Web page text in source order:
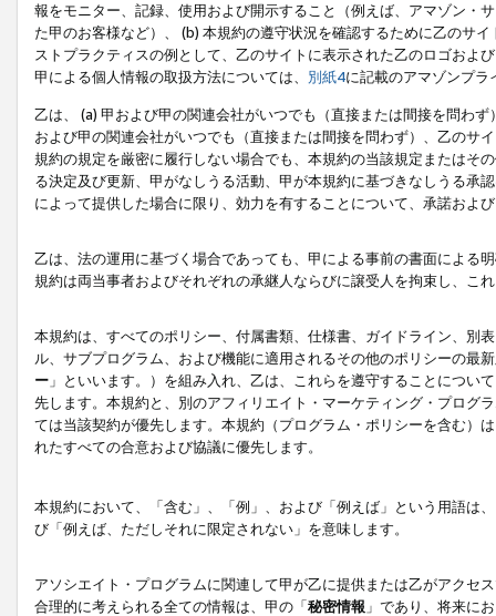
報をモニター、記録、使用および開示すること（例えば、アマゾン・
た甲のお客様など）、 (b) 本規約の遵守状況を確認するために乙のサ
ストプラクティスの例として、乙のサイトに表示された乙のロゴおよ
甲による個人情報の取扱方法については、 別紙4に記載のアマゾンプ
乙は、 (a) 甲および甲の関連会社がいつでも（直接または間接を問わ
および甲の関連会社がいつでも（直接または間接を問わず）、乙のサ
規約の規定を厳密に履行しない場合でも、本規約の当該規定またはそ
る決定及び更新、甲がなしうる活動、甲が本規約に基づきなしうる承
によって提供した場合に限り、効力を有することについて、承諾およ
乙は、法の運用に基づく場合であっても、甲による事前の書面による
規約は両当事者およびそれぞれの承継人ならびに譲受人を拘束し、こ
本規約は、すべてのポリシー、付属書類、仕様書、ガイドライン、別
ル、サブプログラム、および機能に適用されるその他のポリシーの最
ー 」といいます。）を組み入れ、乙は、これらを遵守することにつ
先します。本規約と、別のアフィリエイト・マーケティング・プログ
ては当該契約が優先します。本規約（プログラム・ポリシーを含む）
れたすべての合意および協議に優先します。
本規約において、「含む」、「例」、および「例えば」という用語は
び「例えば、ただしそれに限定されない」を意味します。
アソシエイト・プログラムに関連して甲が乙に提供または乙がアクセ
合理的に考えられる全ての情報は、甲の「秘密情報 」であり、将来に